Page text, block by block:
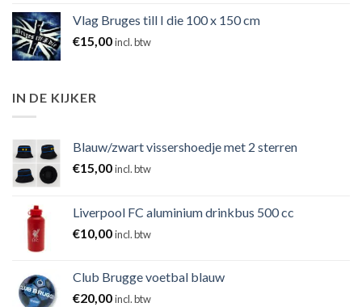
Vlag Bruges till I die 100 x 150 cm
€15,00incl. btw
IN DE KIJKER
Blauw/zwart vissershoedje met 2 sterren
€15,00incl. btw
Liverpool FC aluminium drinkbus 500 cc
€10,00incl. btw
Club Brugge voetbal blauw
€20,00incl. btw